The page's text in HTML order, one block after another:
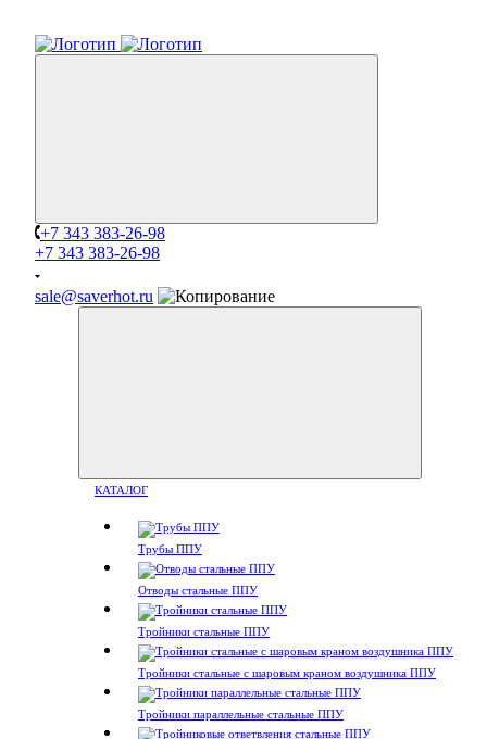
+7 343 383-26-98
+7 343 383-26-98
sale@saverhot.ru
КАТАЛОГ
Трубы ППУ
Отводы стальные ППУ
Тройники стальные ППУ
Тройники стальные с шаровым краном воздушника ППУ
Тройники параллельные стальные ППУ